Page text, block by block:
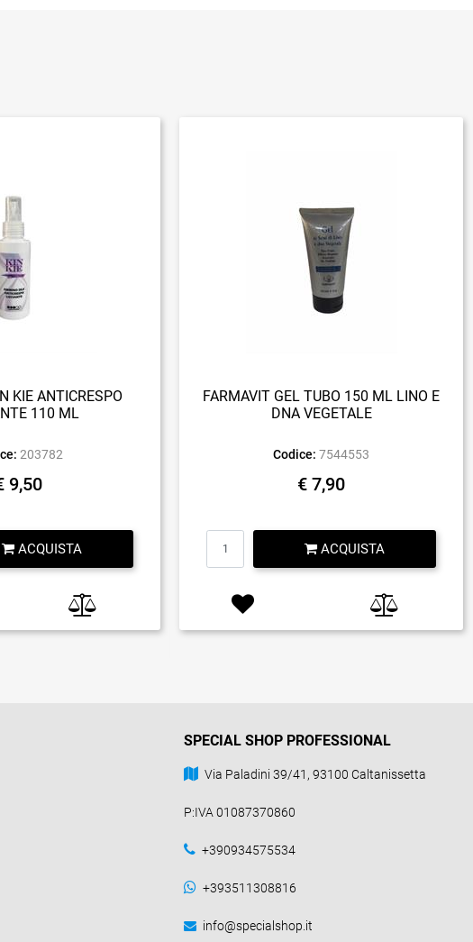
KIE ANTICRESPO
110 ML
203782
9,50
ACQUISTA
FARMAVIT GEL TUBO 150 ML LINO E
DNA VEGETALE
Codice: 7544553
€ 7,90
ACQUISTA
SPECIAL SHOP PROFESSIONAL
Via Paladini 39/41, 93100 Caltanissetta
P:IVA 01087370860
+390934575534
+393511308816
info@specialshop.it